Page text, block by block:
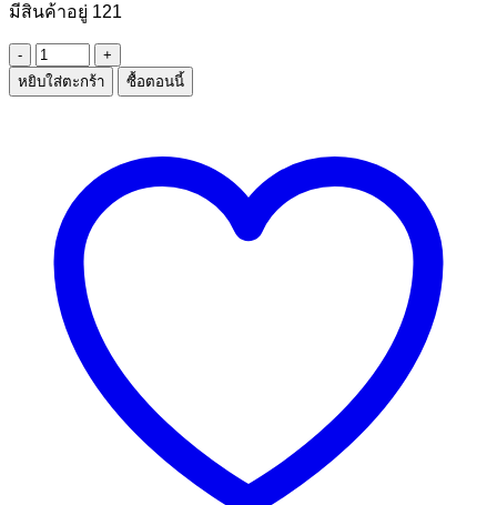
มีสินค้าอยู่ 121
จำนวน
ดินสอ
หยิบใส่ตะกร้า ซื้อตอนนี้